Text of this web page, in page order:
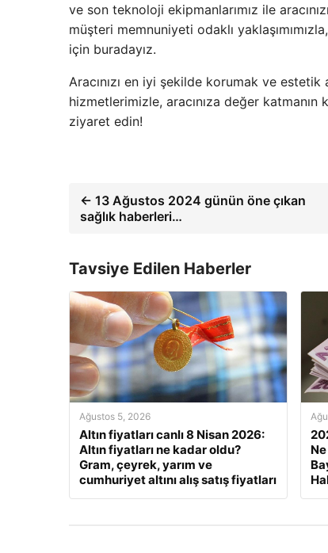
ve son teknoloji ekipmanlarımız ile
müşteri memnuniyeti odaklı
için buradayız.
Aracınızı en iyi şekilde korumak ve
hizmetlerimizle, aracınıza değer
ziyaret edin!
← 13 Ağustos 2024 günün öne çıkan
sağlık haberleri…
Tavsiye Edilen Haberler
Ağustos 5, 2026
Altın fiyatları canlı 8 Nisan 2026:
Altın fiyatları ne kadar oldu?
Gram, çeyrek, yarım ve
cumhuriyet altını alış satış fiyatları